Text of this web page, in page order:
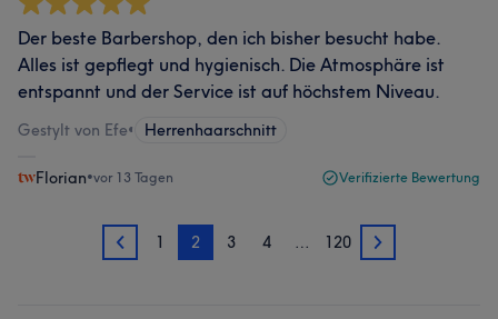
Der beste Barbershop, den ich bisher besucht habe.
Alles ist gepflegt und hygienisch. Die Atmosphäre ist
entspannt und der Service ist auf höchstem Niveau.
Gestylt von Efe• Herrenhaarschnitt
Florian•vor 13 Tagen Verifizierte Bewertung
1 1 2 3 4 … 120 3